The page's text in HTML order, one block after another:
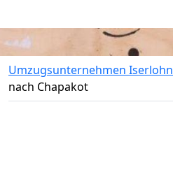
Umzugsunternehmen Iserlohn
nach Chapakot